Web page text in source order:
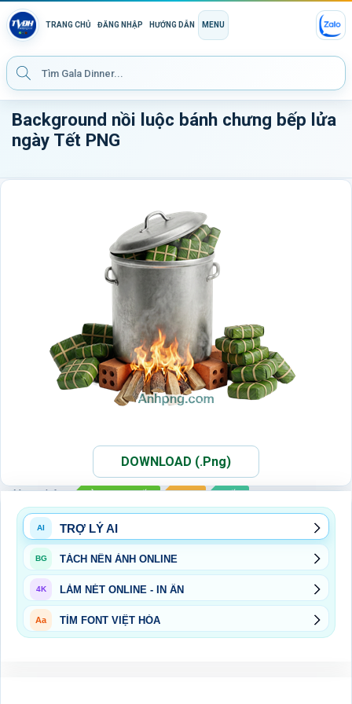
TRANG CHỦ ĐĂNG NHẬP HƯỚNG DẪN MENU
Background nồi luộc bánh chưng bếp lửa
ngày Tết PNG
DOWNLOAD (.Png)
Xem thêm:
AI TRỢ LÝ AI
BG TÁCH NỀN ẢNH ONLINE
4K LÀM NÉT ONLINE - IN ẤN
Aa TÌM FONT VIỆT HÓA